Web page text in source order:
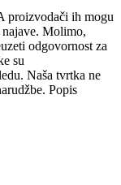
proizvodači ih mogu
Molimo,
odgovornost za
su
Naša tvrtka ne
Popis